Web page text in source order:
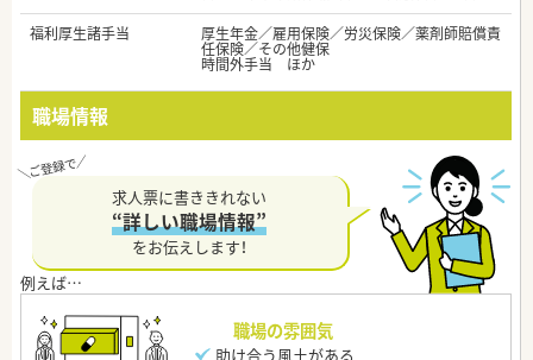
福利厚生諸手当
厚生年金／雇用保険／労災保険／薬剤師賠償責
任保険／その他健保
時間外手当 ほか
職場情報
求人票に書ききれない
“詳しい職場情報”
をお伝えします！
職場の雰囲気
助け合う風土がある